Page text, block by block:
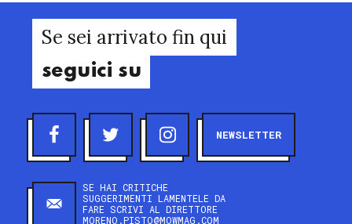
Se sei arrivato fin qui
seguici su
NEWSLETTER
SE HAI CRITICHE
SUGGERIMENTI LAMENTELE DA
FARE SCRIVI AL DIRETTORE
MORENO.PISTO@MOWMAG.COM